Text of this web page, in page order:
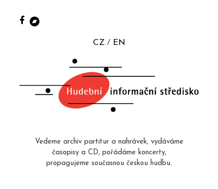
CZ EN
Vedeme archiv partitur a nahrávek, vydáváme
časopisy a CD, pořádáme koncerty,
propagujeme současnou českou hudbu.